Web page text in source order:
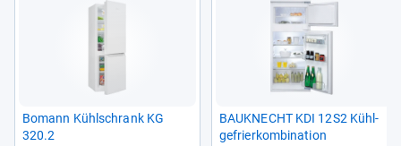
Bomann Kühl­schrank KG
320.2
BAU­KNECHT KDI 12S2 Kühl­
ge­frier­kom­bi­na­tion